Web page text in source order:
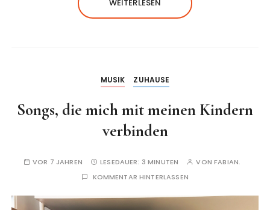
WEITERLESEN
MUSIK ZUHAUSE
Songs, die mich mit meinen Kindern
verbinden
VOR 7 JAHREN LESEDAUER: 3 MINUTEN VONFABIAN.
KOMMENTAR HINTERLASSEN